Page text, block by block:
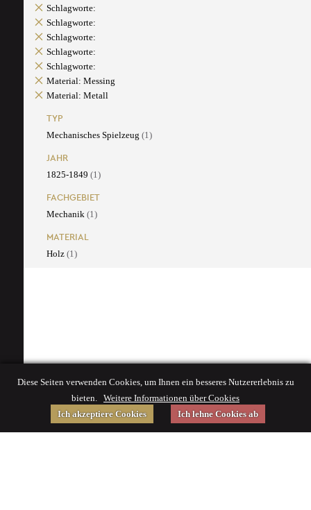
Schlagworte:
Schlagworte:
Schlagworte:
Schlagworte:
Schlagworte:
Material: Messing
Material: Metall
TYP
Mechanisches Spielzeug (1)
JAHR
1825-1849 (1)
FACHGEBIET
Mechanik (1)
MATERIAL
Holz (1)
Diese Seiten verwenden Cookies, um Ihnen ein besseres Nutzererlebnis zu
bieten. Weitere Informationen über Cookies
Ich akzeptiere Cookies
Ich lehne Cookies ab